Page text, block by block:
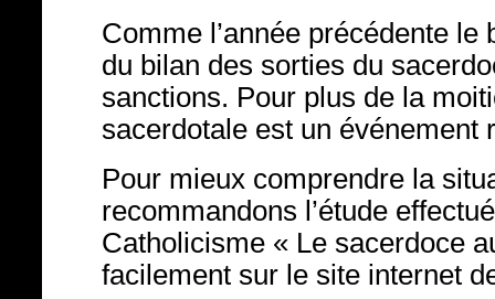
Comme l’année précédente
du bilan des sorties du
sanctions. Pour plus de la
sacerdotale est un événement
Pour mieux comprendre la
recommandons l’étude
Catholicisme « Le sacerdoce
facilement sur le site internet